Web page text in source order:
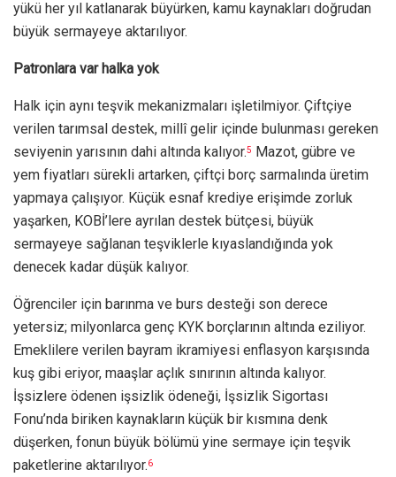
yükü her yıl katlanarak büyürken, kamu kaynakları doğrudan
büyük sermayeye aktarılıyor.
Patronlara var halka yok
Halk için aynı teşvik mekanizmaları işletilmiyor. Çiftçiye
verilen tarımsal destek, millî gelir içinde bulunması gereken
seviyenin yarısının dahi altında kalıyor.5 Mazot, gübre ve
yem fiyatları sürekli artarken, çiftçi borç sarmalında üretim
yapmaya çalışıyor. Küçük esnaf krediye erişimde zorluk
yaşarken, KOBİ’lere ayrılan destek bütçesi, büyük
sermayeye sağlanan teşviklerle kıyaslandığında yok
denecek kadar düşük kalıyor.
Öğrenciler için barınma ve burs desteği son derece
yetersiz; milyonlarca genç KYK borçlarının altında eziliyor.
Emeklilere verilen bayram ikramiyesi enflasyon karşısında
kuş gibi eriyor, maaşlar açlık sınırının altında kalıyor.
İşsizlere ödenen işsizlik ödeneği, İşsizlik Sigortası
Fonu’nda biriken kaynakların küçük bir kısmına denk
düşerken, fonun büyük bölümü yine sermaye için teşvik
paketlerine aktarılıyor.6